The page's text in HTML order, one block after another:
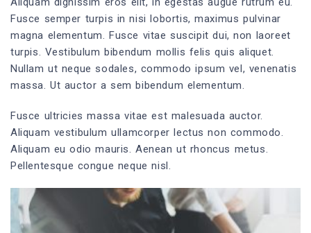
Fusce semper turpis in nisi lobortis, maximus pulvinar
magna elementum. Fusce vitae suscipit dui, non laoreet
turpis. Vestibulum bibendum mollis felis quis aliquet.
Nullam ut neque sodales, commodo ipsum vel, venenatis
massa. Ut auctor a sem bibendum elementum.
Fusce ultricies massa vitae est malesuada auctor.
Aliquam vestibulum ullamcorper lectus non commodo.
Aliquam eu odio mauris. Aenean ut rhoncus metus.
Pellentesque congue neque nisl.